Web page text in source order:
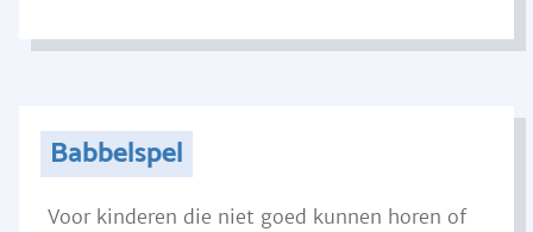
Babbelspel
Voor kinderen die niet goed kunnen horen of